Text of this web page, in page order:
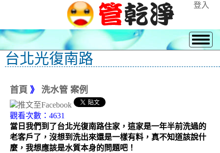
登入
台北光復南路
首頁 》 洗水管 案例
觀看次數：4631
當日我們到了台北光復南路住家，這家是一年半前洗過的
老客戶了，沒想到洗出來還是一樣有料，真不知道該說什
麼，我想應該是水質本身的問題吧！